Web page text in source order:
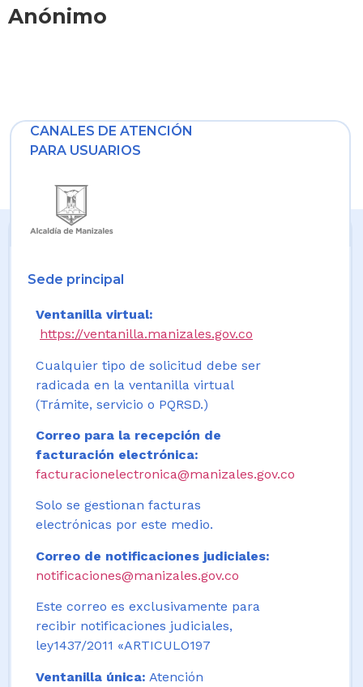
Anónimo
CANALES DE ATENCIÓN
PARA USUARIOS
Sede principal
Ventanilla virtual:
https://ventanilla.manizales.gov.co
Cualquier tipo de solicitud debe ser
radicada en la ventanilla virtual
(Trámite, servicio o PQRSD.)
Correo para la recepción de
facturación electrónica:
facturacionelectronica@manizales.gov.co
Solo se gestionan facturas
electrónicas por este medio.
Correo de notificaciones judiciales:
notificaciones@manizales.gov.co
Este correo es exclusivamente para
recibir notificaciones judiciales,
ley1437/2011 «ARTICULO197
Ventanilla única: Atención